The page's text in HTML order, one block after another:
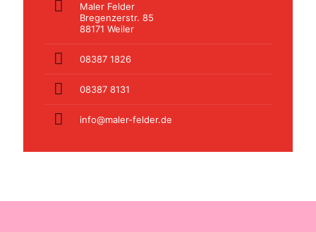
Maler Felder
Bregenzerstr. 85
88171 Weiler
08387 1826
08387 8131
info@maler-felder.de